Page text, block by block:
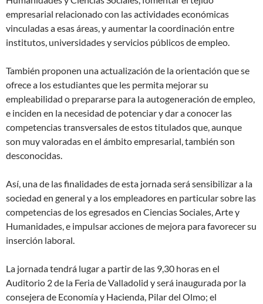
empresarial relacionado con las actividades económicas
vinculadas a esas áreas, y aumentar la coordinación entre
institutos, universidades y servicios públicos de empleo.
También proponen una actualización de la orientación que se
ofrece a los estudiantes que les permita mejorar su
empleabilidad o prepararse para la autogeneración de empleo,
e inciden en la necesidad de potenciar y dar a conocer las
competencias transversales de estos titulados que, aunque
son muy valoradas en el ámbito empresarial, también son
desconocidas.
Así, una de las finalidades de esta jornada será sensibilizar a la
sociedad en general y a los empleadores en particular sobre las
competencias de los egresados en Ciencias Sociales, Arte y
Humanidades, e impulsar acciones de mejora para favorecer su
inserción laboral.
La jornada tendrá lugar a partir de las 9,30 horas en el
Auditorio 2 de la Feria de Valladolid y será inaugurada por la
consejera de Economía y Hacienda, Pilar del Olmo; el